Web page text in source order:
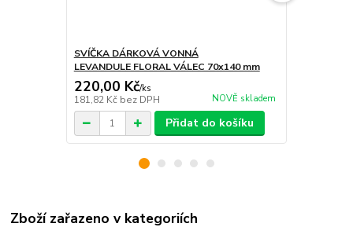
SVÍČKA DÁRKOVÁ VONNÁ
LEVANDULE FLORAL VÁLEC 70x140 mm
220,00 Kč/ks
181,82 Kč bez DPH NOVĚ skladem
Přidat do košíku
Zboží zařazeno v kategoriích